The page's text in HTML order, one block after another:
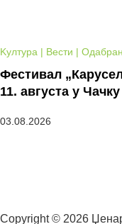
Kултура | Вести |
Фестивал
11. августа у Чачку
03.08.2026
Copyright © 2026